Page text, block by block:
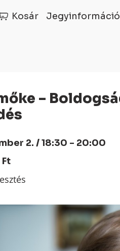
Kosár Jegyinformáció
2. / 18:30 - 20:00